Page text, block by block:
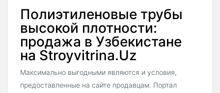
Полиэтиленовые трубы
высокой плотности:
продажа в Узбекистане
на Stroyvitrina.Uz
Максимально выгодными являются и условия,
предоставленные на сайте продавцам. Портал